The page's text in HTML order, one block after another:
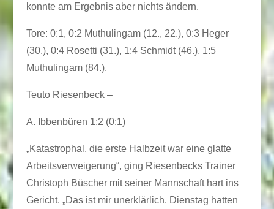
konnte am Ergebnis aber nichts ändern.
Tore: 0:1, 0:2 Muthulingam (12., 22.), 0:3 Heger
(30.), 0:4 Rosetti (31.), 1:4 Schmidt (46.), 1:5
Muthulingam (84.).
Teuto Riesenbeck –
A. Ibbenbüren 1:2 (0:1)
„Katastrophal, die erste Halbzeit war eine glatte
Arbeitsverweigerung“, ging Riesenbecks Trainer
Christoph Büscher mit seiner Mannschaft hart ins
Gericht. „Das ist mir unerklärlich. Dienstag hatten